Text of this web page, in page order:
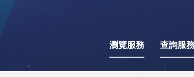
瀏覽服務 查詢服